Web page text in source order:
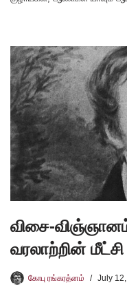
விசை-
வரலாற்றின் மீட்சி
கோபு ரங்கரத்னம் July